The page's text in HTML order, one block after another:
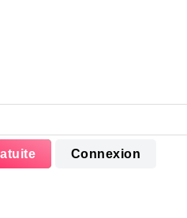
Connexion